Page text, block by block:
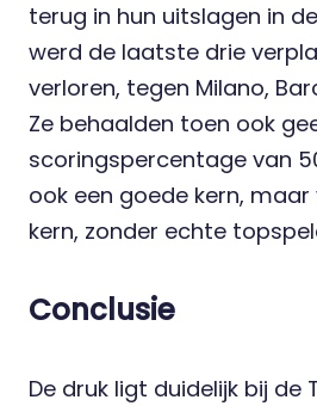
terug in hun uitslagen in
werd de laatste drie
verloren, tegen Milano,
Ze behaalden toen ook
scoringspercentage van
ook een goede kern,
kern, zonder echte
Conclusie
De druk ligt duidelijk bij de